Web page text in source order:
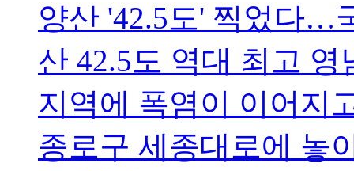
양산 '42.5도' 찍었다…
산 42.5도 역대 최고
지역에 폭염이 이어지
종로구 세종대로에 놓